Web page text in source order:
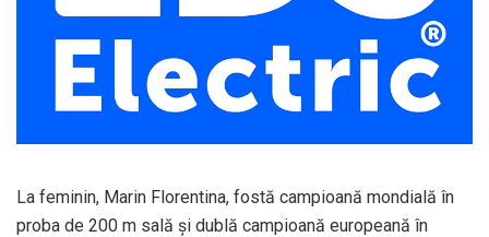
La feminin, Marin Florentina, fostă campioană mondială în
proba de 200 m sală și dublă campioană europeană în